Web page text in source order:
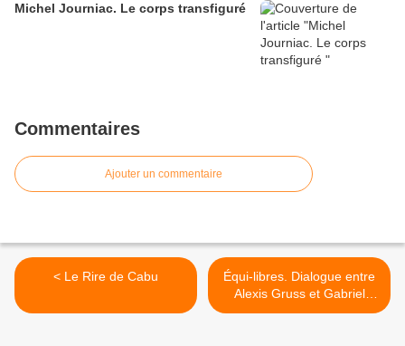
Michel Journiac. Le corps transfiguré
Commentaires
Ajouter un commentaire
< Le Rire de Cabu
Équi-libres. Dialogue entre
Alexis Gruss et Gabriel
Cortès >